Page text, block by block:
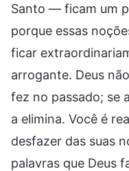
Santo — ficam um
porque essas
ficar
arrogante. Deus
fez no passado; se
a elimina. Você é
desfazer das suas
palavras que Deus